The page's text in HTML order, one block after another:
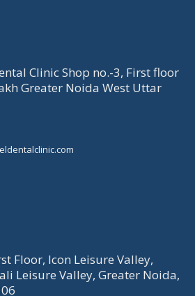
Clinic Shop no.-3, First floor
Greater Noida West Uttar
Floor, Icon Leisure Valley,
Leisure Valley, Greater Noida,